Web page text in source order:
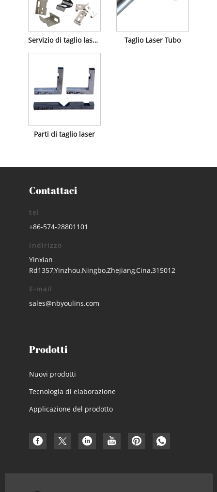
Servizio di taglio laser lamiera Taglio Laser Tubo
Parti di taglio laser
Contattaci
tel
+86-574-28801101
Indirizzo
Yinxian
Rd1357,Yinzhou,Ningbo,Zhejiang,Cina,315012
E-mail
sales@nbyoulins.com
Prodotti
Nuovi prodotti
Tecnologia di elaborazione
Applicazione del prodotto